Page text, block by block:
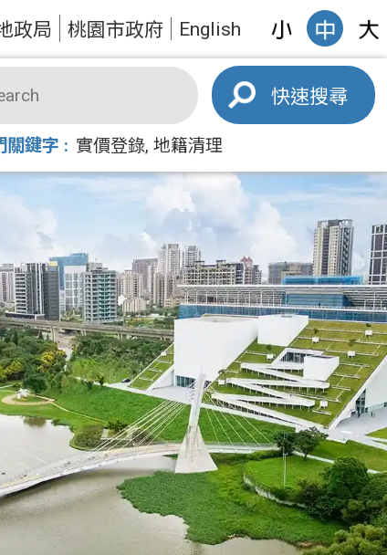
政局 桃園市政府 English
搜尋
關鍵字 實價登錄 地籍清理